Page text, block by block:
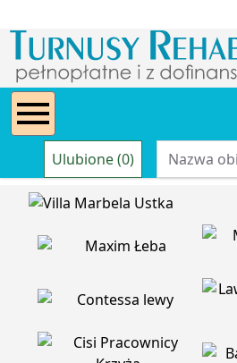
Ulubione (0)